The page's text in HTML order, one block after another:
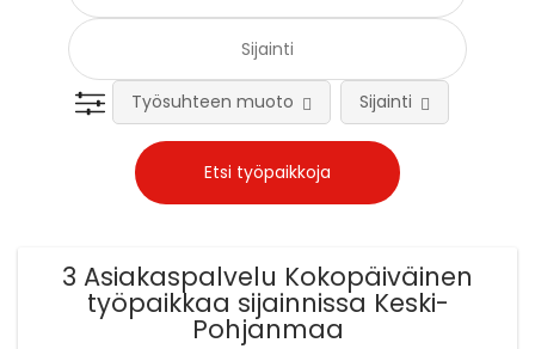
Työsuhteen muoto Sijainti
3 Asiakaspalvelu Kokopäiväinen
työpaikkaa sijainnissa Keski-
Pohjanmaa